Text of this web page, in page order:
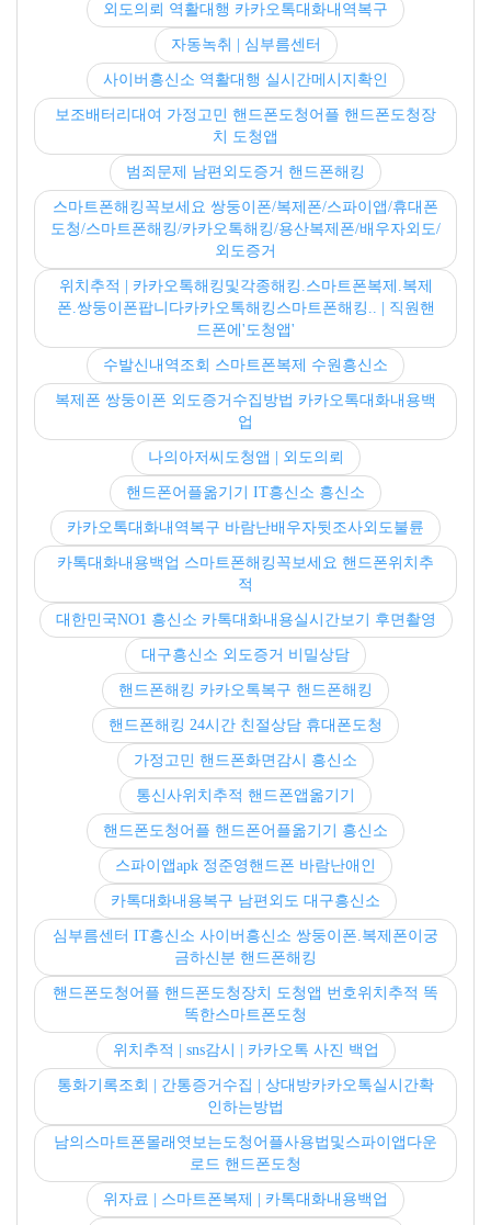
외도의뢰 역활대행 카카오톡대화내역복구
자동녹취 | 심부름센터
사이버흥신소 역활대행 실시간메시지확인
보조배터리대여 가정고민 핸드폰도청어플 핸드폰도청장
치 도청앱
범죄문제 남편외도증거 핸드폰해킹
스마트폰해킹꼭보세요 쌍둥이폰/복제폰/스파이앱/휴대폰
도청/스마트폰해킹/카카오톡해킹/용산복제폰/배우자외도/
외도증거
위치추적 | 카카오톡해킹및각종해킹.스마트폰복제.복제
폰.쌍둥이폰팝니다카카오톡해킹스마트폰해킹.. | 직원핸
드폰에'도청앱'
수발신내역조회 스마트폰복제 수원흥신소
복제폰 쌍둥이폰 외도증거수집방법 카카오톡대화내용백
업
나의아저씨도청앱 | 외도의뢰
핸드폰어플옮기기 IT흥신소 흥신소
카카오톡대화내역복구 바람난배우자뒷조사외도불륜
카톡대화내용백업 스마트폰해킹꼭보세요 핸드폰위치추
적
대한민국NO1 흥신소 카톡대화내용실시간보기 후면촬영
대구흥신소 외도증거 비밀상담
핸드폰해킹 카카오톡복구 핸드폰해킹
핸드폰해킹 24시간 친절상담 휴대폰도청
가정고민 핸드폰화면감시 흥신소
통신사위치추적 핸드폰앱옮기기
핸드폰도청어플 핸드폰어플옮기기 흥신소
스파이앱apk 정준영핸드폰 바람난애인
카톡대화내용복구 남편외도 대구흥신소
심부름센터 IT흥신소 사이버흥신소 쌍둥이폰.복제폰이궁
금하신분 핸드폰해킹
핸드폰도청어플 핸드폰도청장치 도청앱 번호위치추적 똑
똑한스마트폰도청
위치추적 | sns감시 | 카카오톡 사진 백업
통화기록조회 | 간통증거수집 | 상대방카카오톡실시간확
인하는방법
남의스마트폰몰래엿보는도청어플사용법및스파이앱다운
로드 핸드폰도청
위자료 | 스마트폰복제 | 카톡대화내용백업